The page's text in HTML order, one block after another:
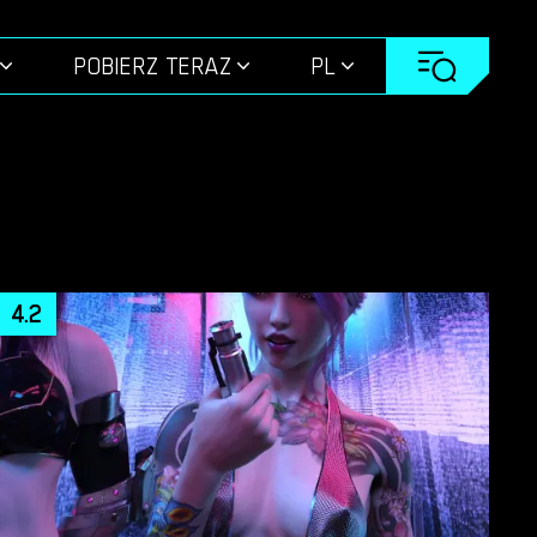
POBIERZ TERAZ PL
4.2